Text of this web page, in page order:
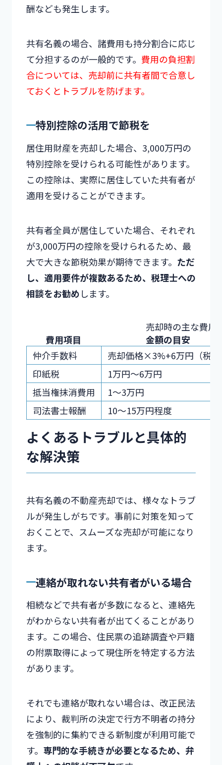
酬なども発生します。
共有名義の場合、諸費用も持分割合に応じ
て分担するのが一般的です。 費用の負担割
合については、売却前に共有者間で合意し
ておくとトラブルを防げます。
特別控除の活用で節税を
居住用財産を売却した場合、3,000万円の
特別控除を受けられる可能性があります。
この控除は、実際に居住していた共有者が
適用を受けることができます。
共有者全員が居住していた場合、それぞれ
が3,000万円の控除を受けられるため、最
大で大きな節税効果が期待できます。 ただ
し、適用要件が複数あるため、税理士への
相談をお勧めします。
売却時の主な費用
費用項目
金額の目安
仲介手数料
売却価格×3%+6万円（税
印紙税
1万円〜6万円
抵当権抹消費用
1〜3万円
司法書士報酬
10〜15万円程度
よくあるトラブルと具体的
な解決策
共有名義の不動産売却では、様々なトラブ
ルが発生しがちです。事前に対策を知って
おくことで、スムーズな売却が可能になり
ます。
連絡が取れない共有者がいる場合
相続などで共有者が多数になると、連絡先
がわからない共有者が出てくることがあり
ます。この場合、住民票の追跡調査や戸籍
の附票取得によって現住所を特定する方法
があります。
それでも連絡が取れない場合は、改正民法
により、裁判所の決定で行方不明者の持分
を強制的に集約できる新制度が利用可能で
す。 専門的な手続きが必要となるため、弁